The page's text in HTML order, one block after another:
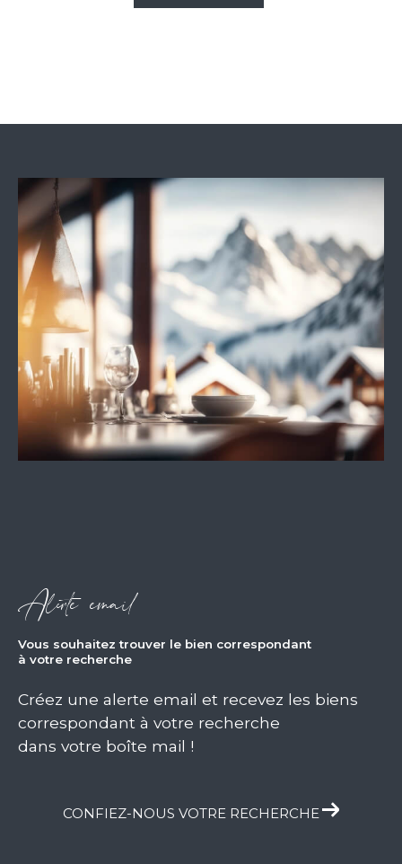
Alerte email
vous souhaitez trouver le bien correspondant
à votre recherche
Créez une alerte email et recevez les biens
correspondant à votre recherche
dans votre boîte mail !
CONFIEZ-NOUS VOTRE RECHERCHE